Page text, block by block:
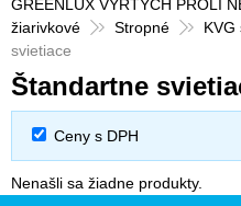
GREENLUX VYRTYCH PROLI
žiarivkové
Stropné KVG
svietiace
Štandartne
Ceny s DPH
Nenašli sa žiadne produkty.